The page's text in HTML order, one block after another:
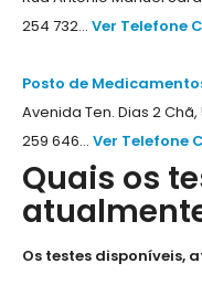
254 732... Ver Telefone
Posto de
Avenida Ten. Dias 2
259 646... Ver Telefone
Quais os
Os testes disponíveis,